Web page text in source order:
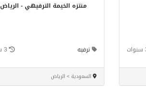
منتزه الخيمة الترفيهي - الرياض
ترفيه 3 سنوات
السعودية > الرياض